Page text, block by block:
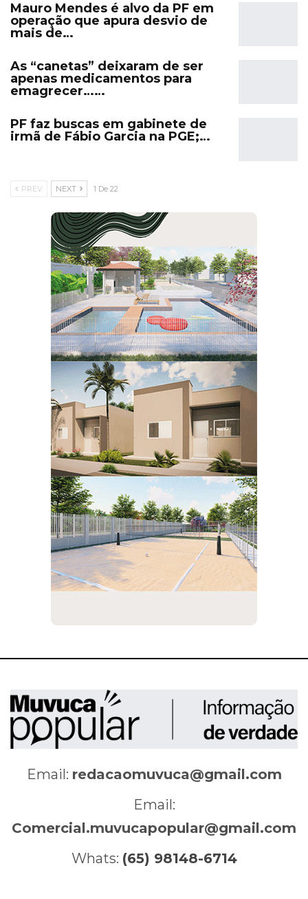
Mauro Mendes é alvo da PF em
operação que apura desvio de
mais de…
As “canetas” deixaram de ser
apenas medicamentos para
emagrecer……
PF faz buscas em gabinete de
irmã de Fábio Garcia na PGE;…
PREV NEXT 1 De 22
Email: redacaomuvuca@gmail.com
Email:
Comercial.muvucapopular@gmail.com
Whats: (65) 98148-6714